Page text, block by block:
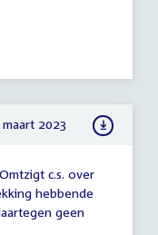
maart 2023
c.s. over
hebbende
geen